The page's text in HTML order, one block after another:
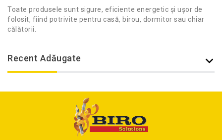
Toate produsele sunt sigure, eficiente energetic și ușor de
folosit, fiind potrivite pentru casă, birou, dormitor sau chiar
călătorii.
Recent Adăugate